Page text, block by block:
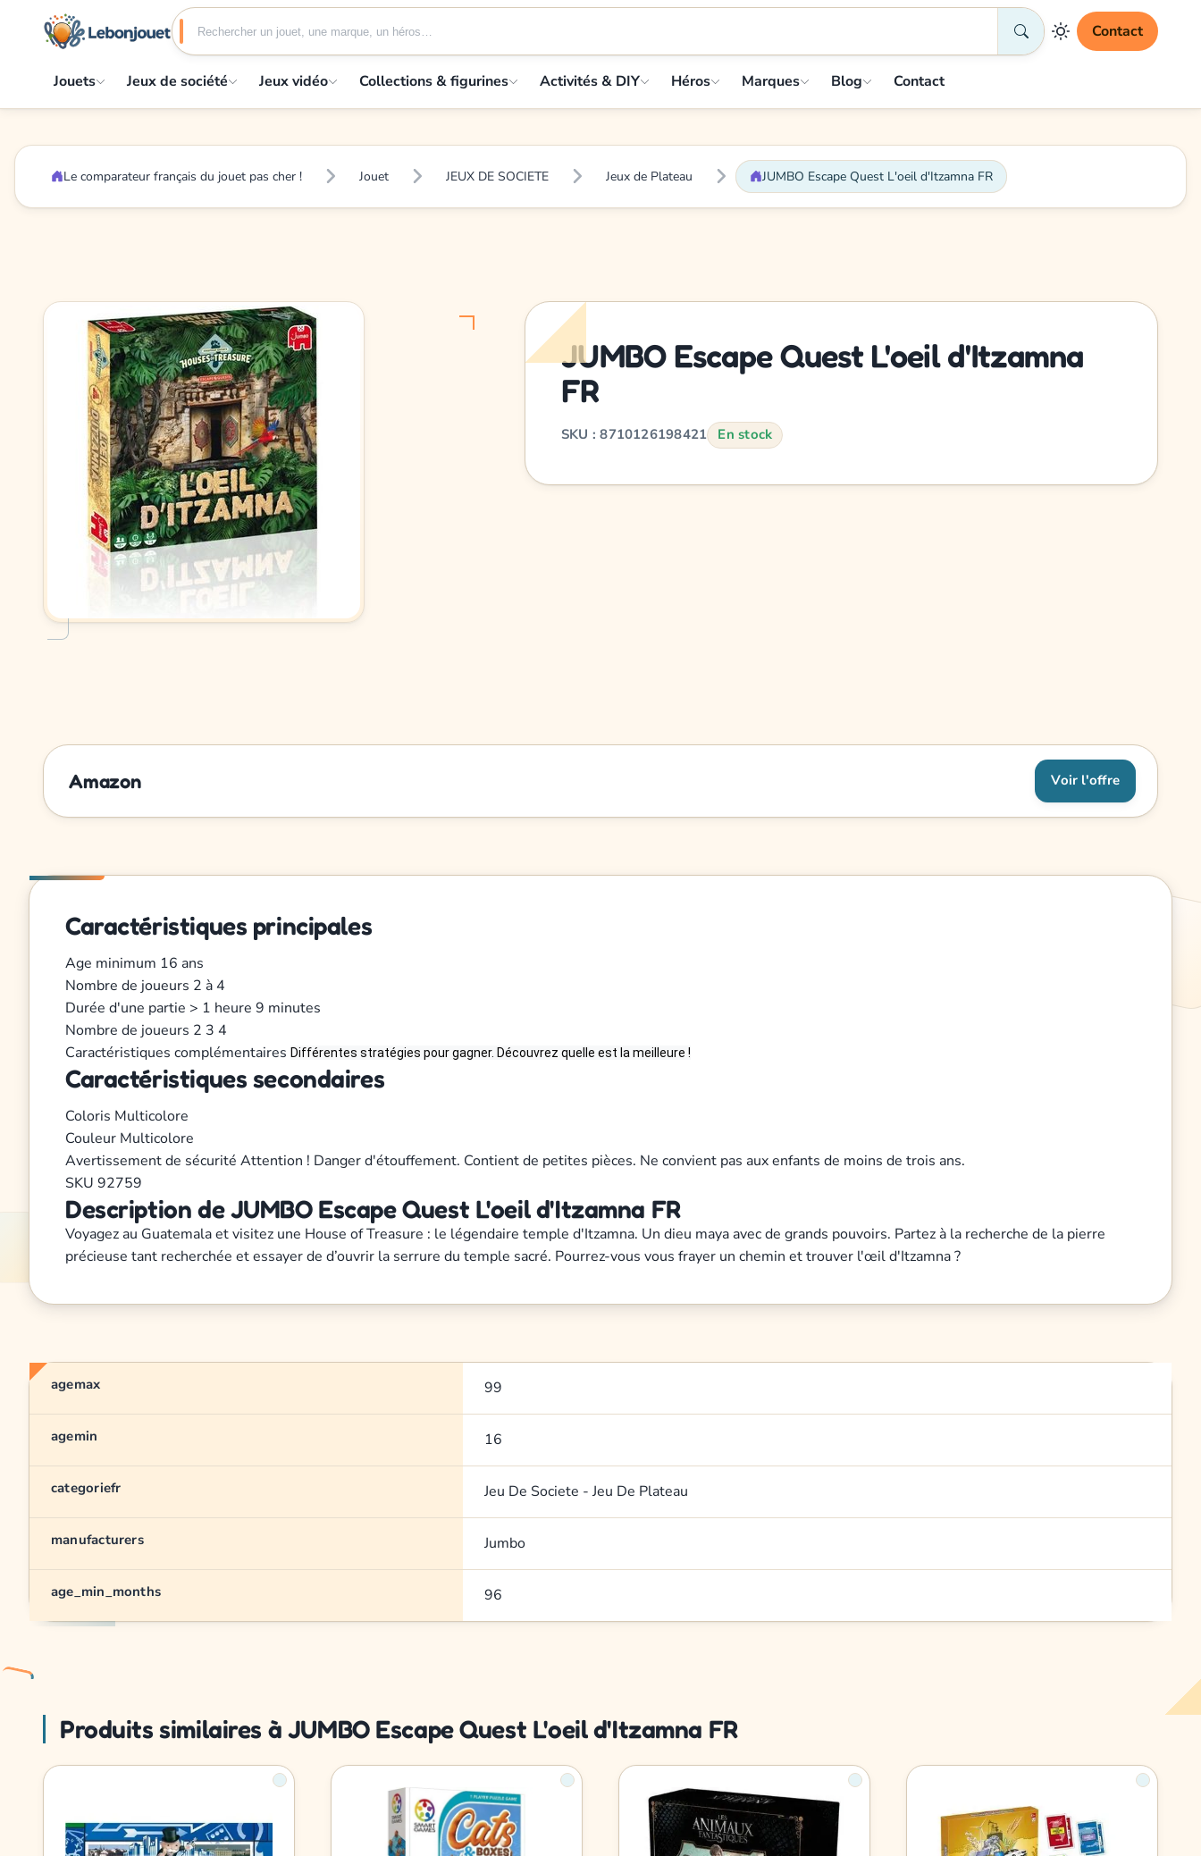
Contact
Jouets Jeux de société Jeux vidéo Collections & figurines Activités & DIY Héros Marques Blog Contact
Le comparateur français du jouet pas cher ! Jouet JEUX DE SOCIETE Jeux de Plateau JUMBO Escape Quest L'oeil d'Itzamna FR
JUMBO Escape Quest L'oeil d'Itzamna
FR
SKU : 8710126198421 En stock
Amazon Voir l'offre
Caractéristiques principales
Age minimum 16 ans
Nombre de joueurs 2 à 4
Durée d'une partie > 1 heure 9 minutes
Nombre de joueurs 2 3 4
Caractéristiques complémentaires Différentes stratégies pour gagner. Découvrez quelle est la meilleure !
Caractéristiques secondaires
Coloris Multicolore
Couleur Multicolore
Avertissement de sécurité Attention ! Danger d'étouffement. Contient de petites pièces. Ne convient pas aux enfants de moins de trois ans.
SKU 92759
Description de JUMBO Escape Quest L'oeil d'Itzamna FR
Voyagez au Guatemala et visitez une House of Treasure : le légendaire temple d'Itzamna. Un dieu maya avec de grands pouvoirs. Partez à la recherche de la pierre
précieuse tant recherchée et essayer de d’ouvrir la serrure du temple sacré. Pourrez-vous vous frayer un chemin et trouver l'œil d'Itzamna ?
agemax 99
agemin 16
categoriefr Jeu De Societe - Jeu De Plateau
manufacturers Jumbo
age_min_months 96
Produits similaires à JUMBO Escape Quest L'oeil d'Itzamna FR